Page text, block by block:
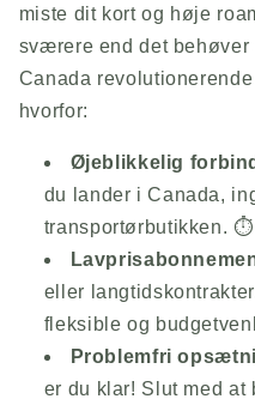
miste dit kort og høje
sværere end det behøver
Canada
hvorfor:
Øjeblikkelig
du lander i Canada,
transportørbutikken. ⏱️
eller
fleksible og
Problemfri
er du klar! Slut med